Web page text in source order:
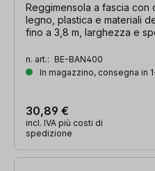
Reggimensola a fascia
legno, plastica e materiali
fino a 3,8 m, larghezza e
n. art.: BE-BAN400
In magazzino, consegna in
30,89 €
incl. IVA più costi di
spedizione